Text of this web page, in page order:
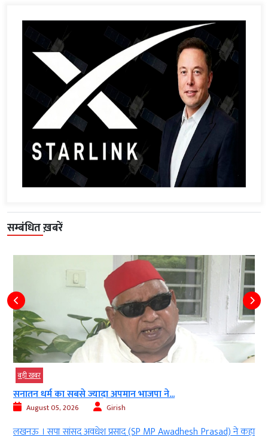
सम्बंधित ख़बरें
बड़ी खबर
सनातन धर्म का सबसे ज्यादा अपमान भाजपा ने...
August 05, 2026 Girish
लखनऊ । सपा सांसद अवधेश प्रसाद (SP MP Awadhesh Prasad) ने कहा